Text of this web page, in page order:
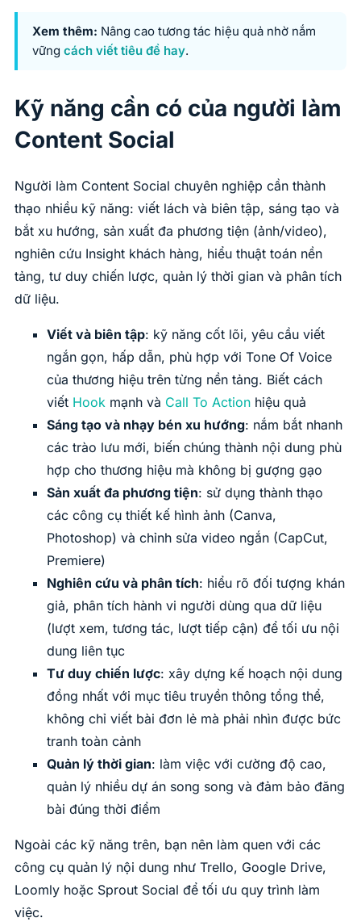
Xem thêm: Nâng cao tương tác hiệu quả nhờ nắm
vững cách viết tiêu đề hay.
Kỹ năng cần có của người làm
Content Social
Người làm Content Social chuyên nghiệp cần thành
thạo nhiều kỹ năng: viết lách và biên tập, sáng tạo và
bắt xu hướng, sản xuất đa phương tiện (ảnh/video),
nghiên cứu Insight khách hàng, hiểu thuật toán nền
tảng, tư duy chiến lược, quản lý thời gian và phân tích
dữ liệu.
Viết và biên tập: kỹ năng cốt lõi, yêu cầu viết
ngắn gọn, hấp dẫn, phù hợp với Tone Of Voice
của thương hiệu trên từng nền tảng. Biết cách
viết Hook mạnh và Call To Action hiệu quả
Sáng tạo và nhạy bén xu hướng: nắm bắt nhanh
các trào lưu mới, biến chúng thành nội dung phù
hợp cho thương hiệu mà không bị gượng gạo
Sản xuất đa phương tiện: sử dụng thành thạo
các công cụ thiết kế hình ảnh (Canva,
Photoshop) và chỉnh sửa video ngắn (CapCut,
Premiere)
Nghiên cứu và phân tích: hiểu rõ đối tượng khán
giả, phân tích hành vi người dùng qua dữ liệu
(lượt xem, tương tác, lượt tiếp cận) để tối ưu nội
dung liên tục
Tư duy chiến lược: xây dựng kế hoạch nội dung
đồng nhất với mục tiêu truyền thông tổng thể,
không chỉ viết bài đơn lẻ mà phải nhìn được bức
tranh toàn cảnh
Quản lý thời gian: làm việc với cường độ cao,
quản lý nhiều dự án song song và đảm bảo đăng
bài đúng thời điểm
Ngoài các kỹ năng trên, bạn nên làm quen với các
công cụ quản lý nội dung như Trello, Google Drive,
Loomly hoặc Sprout Social để tối ưu quy trình làm
việc.